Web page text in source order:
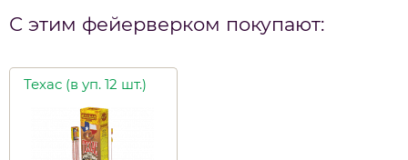
С этим фейерверком покупают:
Техас (в уп. 12 шт.)